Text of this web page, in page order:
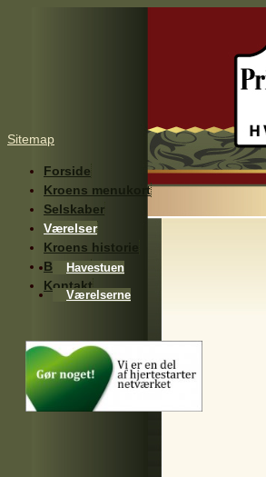
Sitemap
Forside
Kroens menukort
Selskaber
Værelser
Kroens historie
Billeder
Kontakt
Havestuen
Værelserne